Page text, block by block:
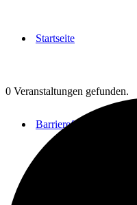
Startseite
Barrierefrei
0 Veranstaltungen gefunden.